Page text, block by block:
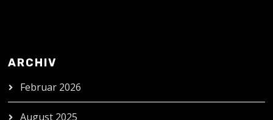
ARCHIV
Februar 2026
August 2025